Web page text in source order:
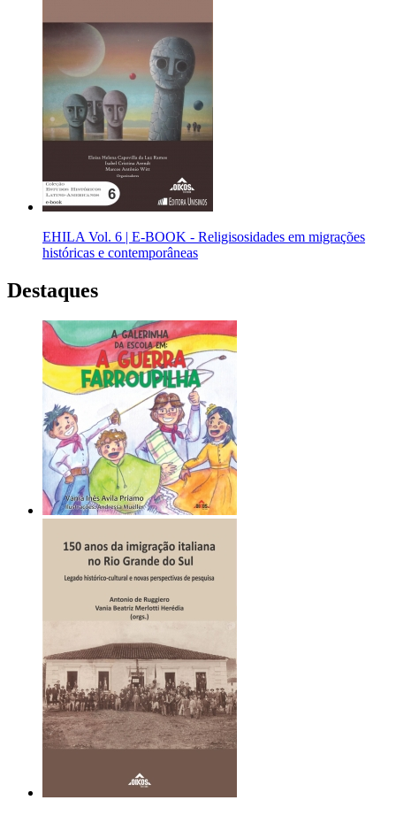
EHILA Vol. 6 | E-BOOK - Religisosidades em migrações
históricas e contemporâneas
Destaques